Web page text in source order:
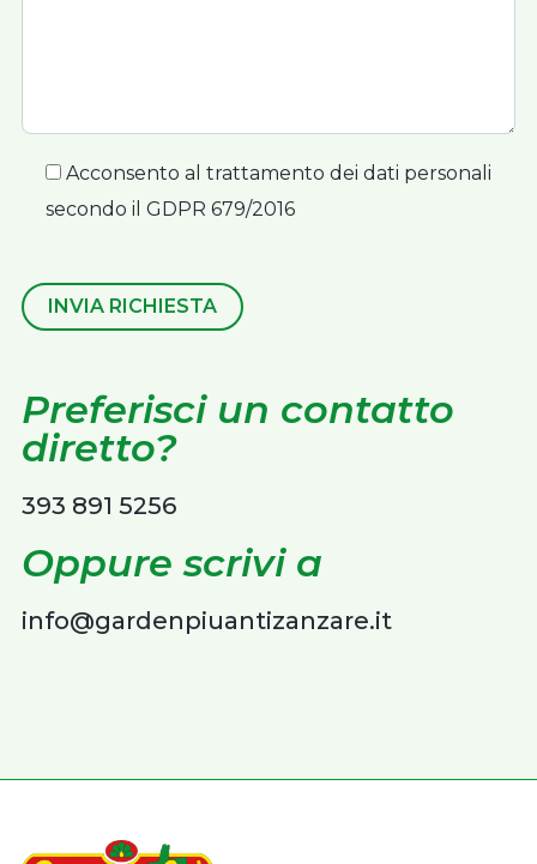
Acconsento al trattamento dei dati personali
secondo il GDPR 679/2016
INVIA RICHIESTA
Preferisci un contatto
diretto?
393 891 5256
Oppure scrivi a
info@gardenpiuantizanzare.it